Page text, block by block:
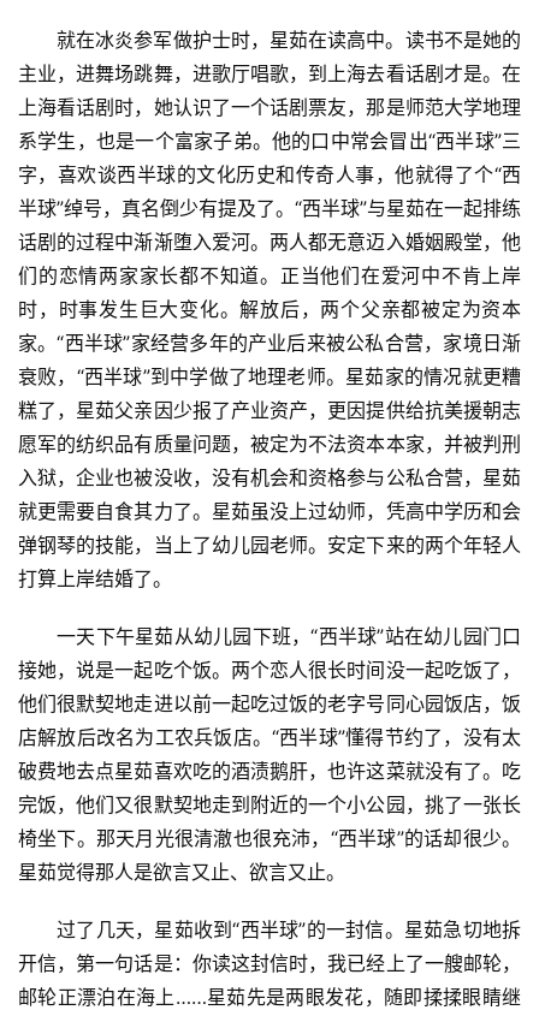
就在冰炎参军做护士时，星茹在读高中。读书不是她的
主业，进舞场跳舞，进歌厅唱歌，到上海去看话剧才是。在
上海看话剧时，她认识了一个话剧票友，那是师范大学地理
系学生，也是一个富家子弟。他的口中常会冒出“西半球”三
字，喜欢谈西半球的文化历史和传奇人事，他就得了个“西
半球”绰号，真名倒少有提及了。“西半球”与星茹在一起排练
话剧的过程中渐渐堕入爱河。两人都无意迈入婚姻殿堂，他
们的恋情两家家长都不知道。正当他们在爱河中不肯上岸
时，时事发生巨大变化。解放后，两个父亲都被定为资本
家。“西半球”家经营多年的产业后来被公私合营，家境日渐
衰败，“西半球”到中学做了地理老师。星茹家的情况就更糟
糕了，星茹父亲因少报了产业资产，更因提供给抗美援朝志
愿军的纺织品有质量问题，被定为不法资本本家，并被判刑
入狱，企业也被没收，没有机会和资格参与公私合营，星茹
就更需要自食其力了。星茹虽没上过幼师，凭高中学历和会
弹钢琴的技能，当上了幼儿园老师。安定下来的两个年轻人
打算上岸结婚了。
一天下午星茹从幼儿园下班，“西半球”站在幼儿园门口
接她，说是一起吃个饭。两个恋人很长时间没一起吃饭了，
他们很默契地走进以前一起吃过饭的老字号同心园饭店，饭
店解放后改名为工农兵饭店。“西半球”懂得节约了，没有太
破费地去点星茹喜欢吃的酒渍鹅肝，也许这菜就没有了。吃
完饭，他们又很默契地走到附近的一个小公园，挑了一张长
椅坐下。那天月光很清澈也很充沛，“西半球”的话却很少。
星茹觉得那人是欲言又止、欲言又止。
过了几天，星茹收到“西半球”的一封信。星茹急切地拆
开信，第一句话是：你读这封信时，我已经上了一艘邮轮，
邮轮正漂泊在海上……星茹先是两眼发花，随即揉揉眼睛继